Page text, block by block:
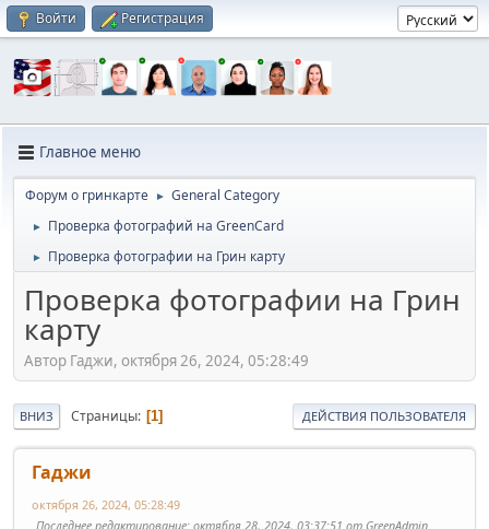
Войти Регистрация
Главное меню
Форум о гринкарте ► General Category
► Проверка фотографий на GreenCard
► Проверка фотографии на Грин карту
Проверка фотографии на Грин
карту
Автор Гаджи, октября 26, 2024, 05:28:49
ВНИЗ Страницы 1 ДЕЙСТВИЯ ПОЛЬЗОВАТЕЛЯ
Гаджи
октября 26, 2024, 05:28:49
Последнее редактирование: октября 28, 2024, 03:37:51 от GreenAdmin